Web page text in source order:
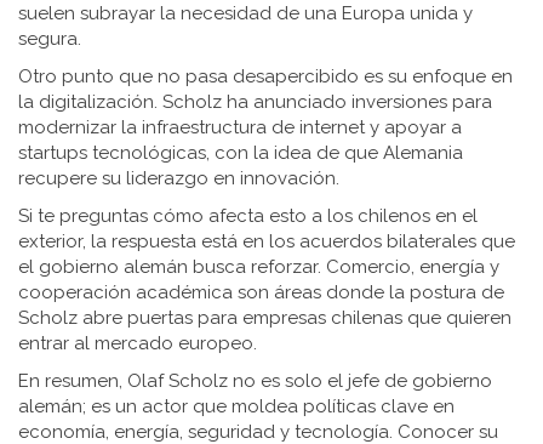
suelen subrayar la necesidad de una Europa unida y
segura.
Otro punto que no pasa desapercibido es su enfoque en
la digitalización. Scholz ha anunciado inversiones para
modernizar la infraestructura de internet y apoyar a
startups tecnológicas, con la idea de que Alemania
recupere su liderazgo en innovación.
Si te preguntas cómo afecta esto a los chilenos en el
exterior, la respuesta está en los acuerdos bilaterales que
el gobierno alemán busca reforzar. Comercio, energía y
cooperación académica son áreas donde la postura de
Scholz abre puertas para empresas chilenas que quieren
entrar al mercado europeo.
En resumen, Olaf Scholz no es solo el jefe de gobierno
alemán; es un actor que moldea políticas clave en
economía, energía, seguridad y tecnología. Conocer su